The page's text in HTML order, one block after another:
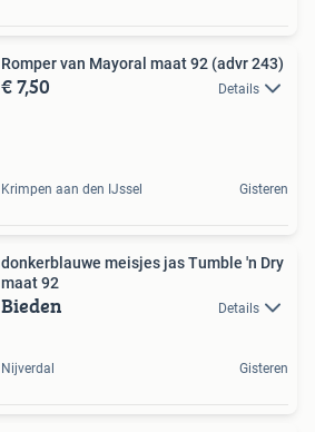
Romper van Mayoral maat 92 (advr 243)
€ 7,50 Details
Krimpen aan den IJssel Gisteren
donkerblauwe meisjes jas Tumble 'n Dry
maat 92
Bieden Details
Nijverdal Gisteren